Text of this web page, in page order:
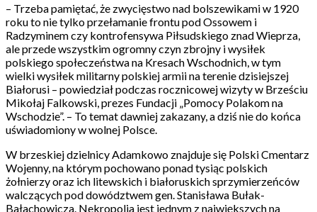
– Trzeba pamiętać, że zwycięstwo nad bolszewikami w 1920
roku to nie tylko przełamanie frontu pod Ossowem i
Radzyminem czy kontrofensywa Piłsudskiego znad Wieprza,
ale przede wszystkim ogromny czyn zbrojny i wysiłek
polskiego społeczeństwa na Kresach Wschodnich, w tym
wielki wysiłek militarny polskiej armii na terenie dzisiejszej
Białorusi – powiedział podczas rocznicowej wizyty w Brześciu
Mikołaj Falkowski, prezes Fundacji „Pomocy Polakom na
Wschodzie”. – To temat dawniej zakazany, a dziś nie do końca
uświadomiony w wolnej Polsce.
W brzeskiej dzielnicy Adamkowo znajduje się Polski Cmentarz
Wojenny, na którym pochowano ponad tysiąc polskich
żołnierzy oraz ich litewskich i białoruskich sprzymierzeńców
walczących pod dowództwem gen. Stanisława Bułak-
Bałachowicza. Nekropolia jest jednym z największych na